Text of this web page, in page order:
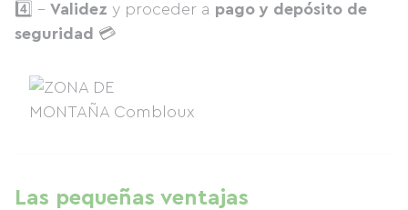
4️⃣ - Validez y proceder a pago y depósito de
seguridad 💳
Las pequeñas ventajas